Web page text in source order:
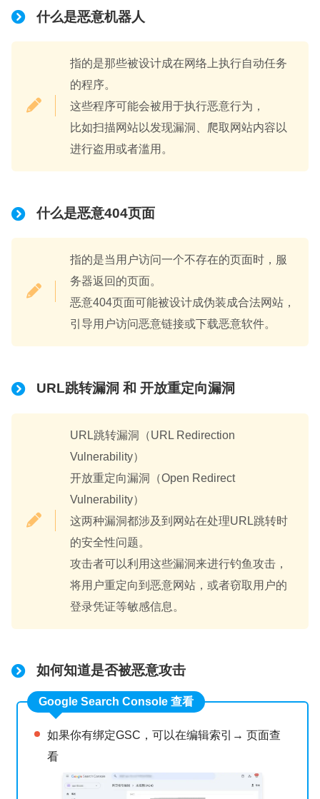
什么是恶意机器人
指的是那些被设计成在网络上执行自动任务
的程序。
这些程序可能会被用于执行恶意行为，
比如扫描网站以发现漏洞、爬取网站内容以
进行盗用或者滥用。
什么是恶意404页面
指的是当用户访问一个不存在的页面时，服
务器返回的页面。
恶意404页面可能被设计成伪装成合法网站，
引导用户访问恶意链接或下载恶意软件。
URL跳转漏洞 和 开放重定向漏洞
URL跳转漏洞（URL Redirection
Vulnerability）
开放重定向漏洞（Open Redirect
Vulnerability）
这两种漏洞都涉及到网站在处理URL跳转时
的安全性问题。
攻击者可以利用这些漏洞来进行钓鱼攻击，
将用户重定向到恶意网站，或者窃取用户的
登录凭证等敏感信息。
如何知道是否被恶意攻击
Google Search Console 查看
如果你有绑定GSC，可以在编辑索引→ 页面查
看